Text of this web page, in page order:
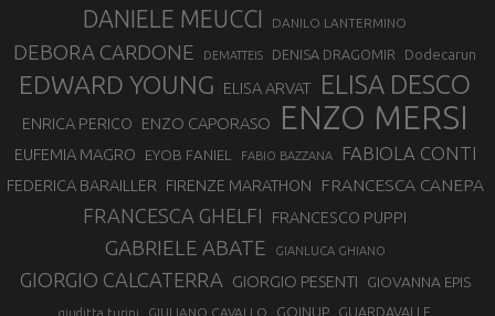
DANIELE MEUCCI DANILO LANTERMINO
DEBORA CARDONE DEMATTEIS DENISA DRAGOMIR Dodecarun
EDWARD YOUNG ELISA ARVAT ELISA DESCO
ENRICA PERICO ENZO CAPORASO ENZO MERSI
EUFEMIA MAGRO EYOB FANIEL FABIO BAZZANA FABIOLA CONTI
FEDERICA BARAILLER FIRENZE MARATHON FRANCESCA CANEPA
FRANCESCA GHELFI FRANCESCO PUPPI
GABRIELE ABATE GIANLUCA GHIANO
GIORGIO CALCATERRA GIORGIO PESENTI GIOVANNA EPIS
giuditta turini GIULIANO CAVALLO GOINUP GUARDAVALLE